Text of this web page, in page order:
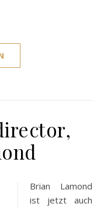
Brian Lamond
ist jetzt auch